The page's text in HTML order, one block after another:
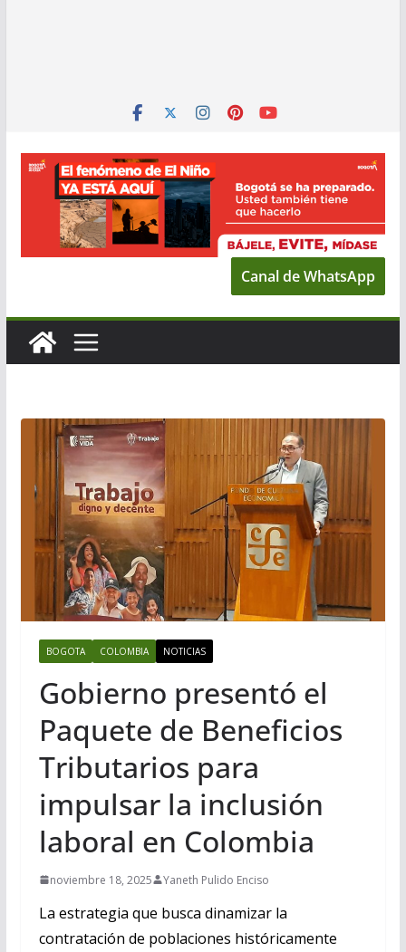
Canal de WhatsApp
BOGOTA COLOMBIA NOTICIAS
Gobierno presentó el
Paquete de Beneficios
Tributarios para
impulsar la inclusión
laboral en Colombia
noviembre 18, 2025 Yaneth Pulido Enciso
La estrategia que busca dinamizar la
contratación de poblaciones históricamente